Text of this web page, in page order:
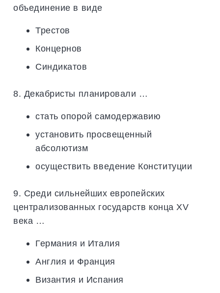
объединение в виде
Трестов
Концернов
Синдикатов
8. Декабристы планировали …
стать опорой самодержавию
установить просвещенный
абсолютизм
осуществить введение Конституции
9. Среди сильнейших европейских
централизованных государств конца XV
века …
Германия и Италия
Англия и Франция
Византия и Испания